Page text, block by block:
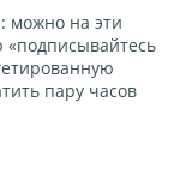
можно на эти
«подписывайтесь
пару часов